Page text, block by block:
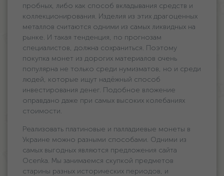
пробных, либо как способ вкладывания средств и
коллекционирования. Изделия из этих драгоценных
металлов считаются одними из самых ликвидных на
рынке. И такая тенденция, по прогнозам
специалистов, должна сохраниться. Поэтому
покупка монет из дорогих материалов очень
популярна не только среди нумизматов, но и среди
людей, которые ищут надёжный способ
инвестирования денег. Подобное вложение
оправдано даже при самых высоких колебаниях
стоимости.
Реализовать платиновые и палладиевые монеты в
Украине можно разными способами. Одними из
самых выгодных являются предложения сайта
Ocenka. Мы занимаемся скупкой предметов
старины разных исторических периодов, и